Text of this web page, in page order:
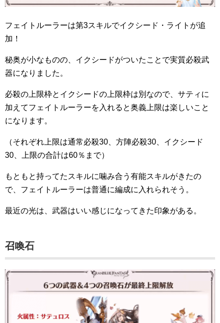
フェイトルーラーは第3スキルでイクシード・ライトが追
加！
秘奥が小なものの、イクシードがついたことで実質必殺武
器になりました。
必殺の上限枠とイクシードの上限枠は別なので、サティに
加えてフェイトルーラーを入れると奥義上限は楽しいこと
になります。
（それぞれ上限は通常必殺30、方陣必殺30、イクシード
30、上限の合計は60％まで）
もともと持ってたスキルに噛み合う有能スキルがきたの
で、フェイトルーラーは普通に編成に入れられそう。
最近の光は、武器はいい感じになってきた印象がある。
召喚石